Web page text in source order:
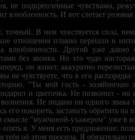
не подкрепленные чувствами,
влюбленность. И вот слетает
В нем чувствуется сила,
отношения плавно перешли в
влюбленности. Другой уже
без звонка. Но это чудо
он живет, аккуратно
не чувствуете, что в его
"Ты мой гость -
и цветочка. Не позвонил - но
Не подано ни одного
его покорить, заставить обратить на
смысле "мужчиной-ухажером" уже в
я. У меня есть предложение:
тебя об этом просила. Я обязательно